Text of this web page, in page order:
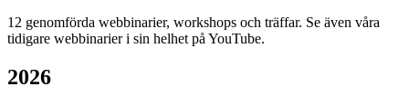
12 genomförda webbinarier, workshops och träffar. Se även våra
tidigare webbinarier i sin helhet på YouTube.
2026